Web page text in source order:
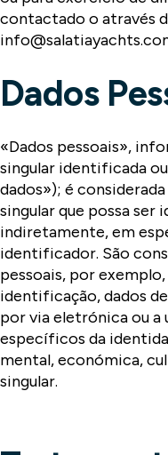
contactado o através
Dados
«Dados pessoais»,
singular identificada
dados»); é
singular que possa
indiretamente, em
identificador. São
pessoais, por
identificação, dados
por via eletrónica ou a
específicos da
mental, económica,
singular.